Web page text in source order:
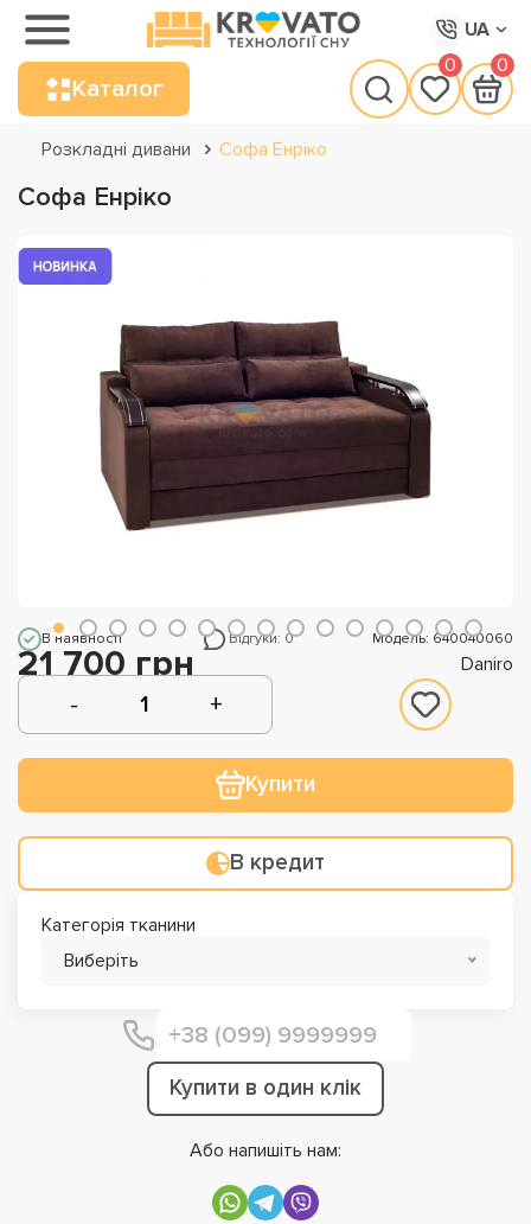
UA
Каталог
0 0
Розкладні дивани Софа Енріко
Софа Енріко
В наявності Відгуки: 0 Модель: 640040060
21 700 грн Daniro
Купити
В кредит
Категорія тканини
Виберіть
Купити в один клік
Або напишіть нам: